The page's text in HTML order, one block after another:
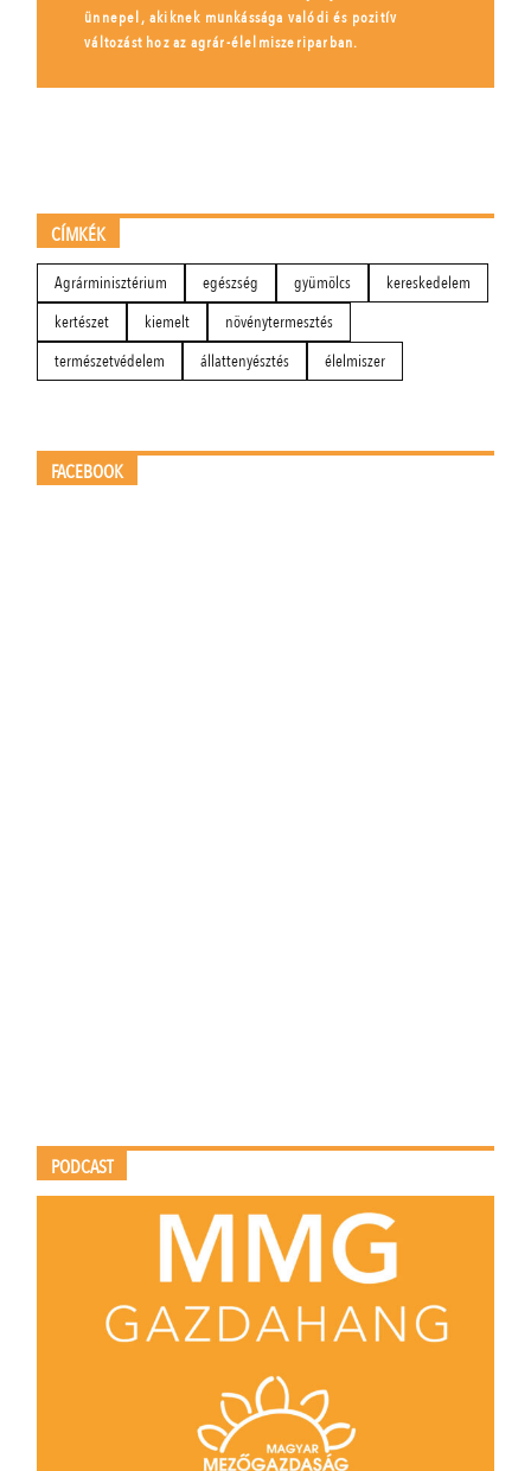
ünnepel, akiknek munkássága valódi és pozitív
változást hoz az agrár-élelmiszeriparban.
CÍMKÉK
Agrárminisztérium egészség gyümölcs
kereskedelem
kertészet
kiemelt
növénytermesztés
természetvédelem
állattenyésztés élelmiszer
FACEBOOK
PODCAST